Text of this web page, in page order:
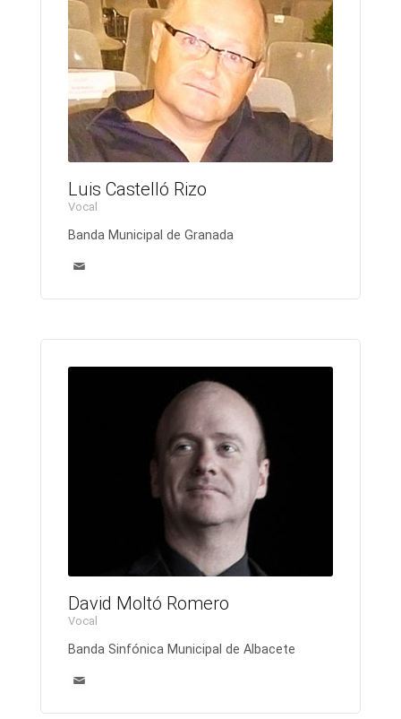
Luis Castelló Rizo
Vocal
Banda Municipal de Granada
David Moltó Romero
Vocal
Banda Sinfónica Municipal de Albacete